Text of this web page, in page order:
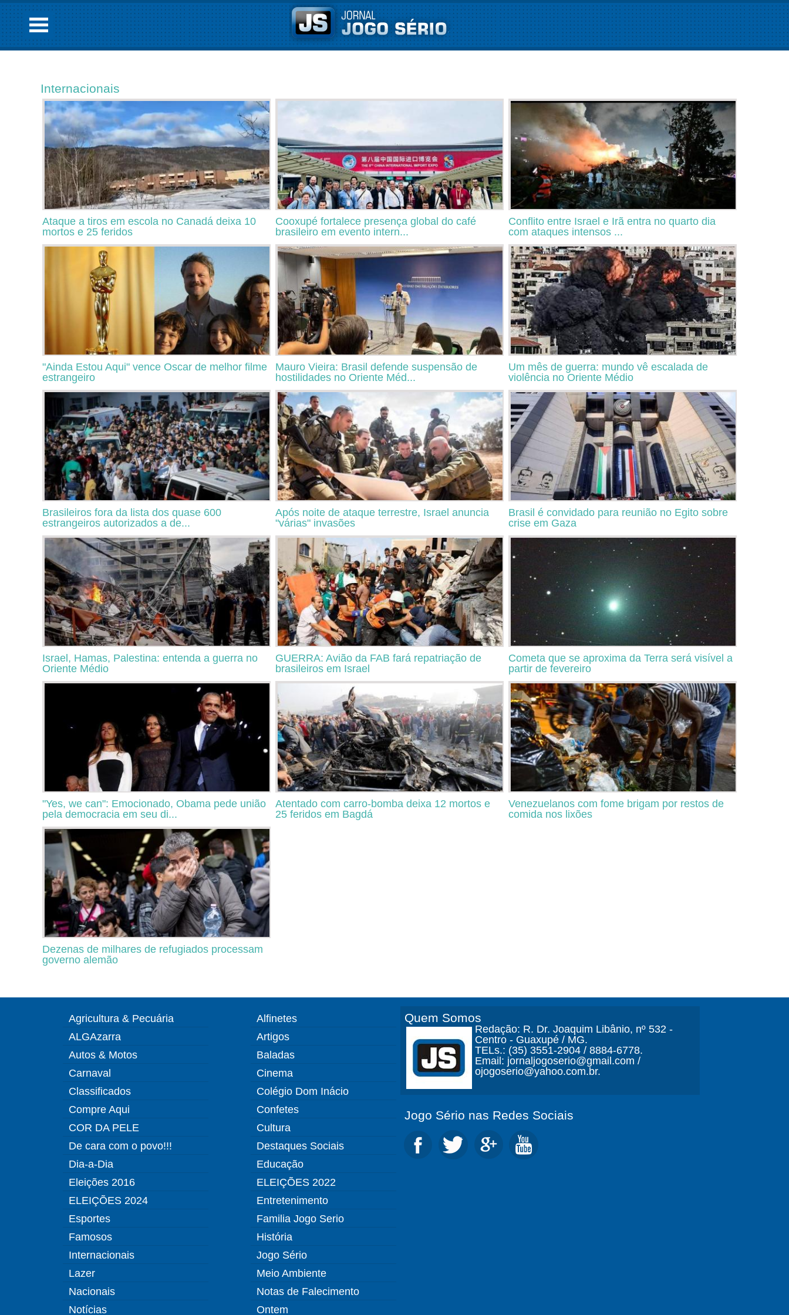
Internacionais
Ataque a tiros em escola no Canadá deixa 10
mortos e 25 feridos
Cooxupé fortalece presença global do café
brasileiro em evento intern...
Conflito entre Israel e Irã entra no quarto dia
com ataques intensos ...
"Ainda Estou Aqui" vence Oscar de melhor filme
estrangeiro
Mauro Vieira: Brasil defende suspensão de
hostilidades no Oriente Méd...
Um mês de guerra: mundo vê escalada de
violência no Oriente Médio
Brasileiros fora da lista dos quase 600
estrangeiros autorizados a de...
Após noite de ataque terrestre, Israel anuncia
"várias" invasões
Brasil é convidado para reunião no Egito sobre
crise em Gaza
Israel, Hamas, Palestina: entenda a guerra no
Oriente Médio
GUERRA: Avião da FAB fará repatriação de
brasileiros em Israel
Cometa que se aproxima da Terra será visível a
partir de fevereiro
"Yes, we can": Emocionado, Obama pede união
pela democracia em seu di...
Atentado com carro-bomba deixa 12 mortos e
25 feridos em Bagdá
Venezuelanos com fome brigam por restos de
comida nos lixões
Dezenas de milhares de refugiados processam
governo alemão
Agricultura & Pecuária
ALGAzarra
Autos & Motos
Carnaval
Classificados
Compre Aqui
COR DA PELE
De cara com o povo!!!
Dia-a-Dia
Eleições 2016
ELEIÇÕES 2024
Esportes
Famosos
Internacionais
Lazer
Nacionais
Notícias
Alfinetes
Artigos
Baladas
Cinema
Colégio Dom Inácio
Confetes
Cultura
Destaques Sociais
Educação
ELEIÇÕES 2022
Entretenimento
Familia Jogo Serio
História
Jogo Sério
Meio Ambiente
Notas de Falecimento
Ontem
Quem Somos
Redação: R. Dr. Joaquim Libânio, nº 532 -
Centro - Guaxupé / MG.
TELs.: (35) 3551-2904 / 8884-6778.
Email: jornaljogoserio@gmail.com /
ojogoserio@yahoo.com.br.
Jogo Sério nas Redes Sociais